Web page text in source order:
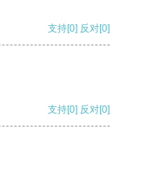
支持[0] 反对[0]
支持[0] 反对[0]